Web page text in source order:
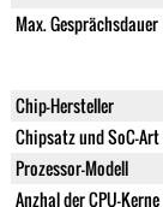
Max. Gesprächsdauer
Chip-Hersteller
Chipsatz und SoC-Art
Prozessor-Modell
Anzhal der CPU-Kerne